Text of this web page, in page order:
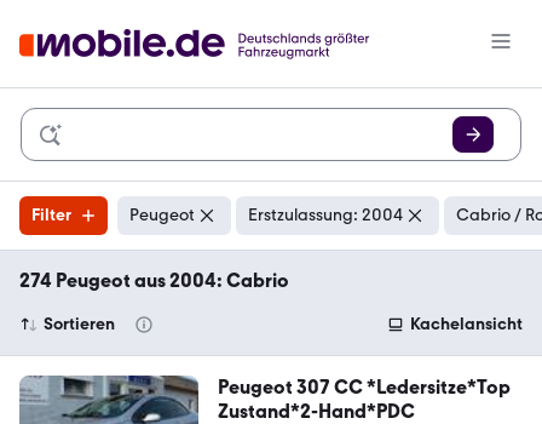
Filter Peugeot Erstzulassung: 2004 Cabrio /
274 Peugeot aus 2004: Cabrio
Sortieren Kachelansicht
Peugeot 307 CC *Ledersitze*Top
Zustand*2-Hand*PDC